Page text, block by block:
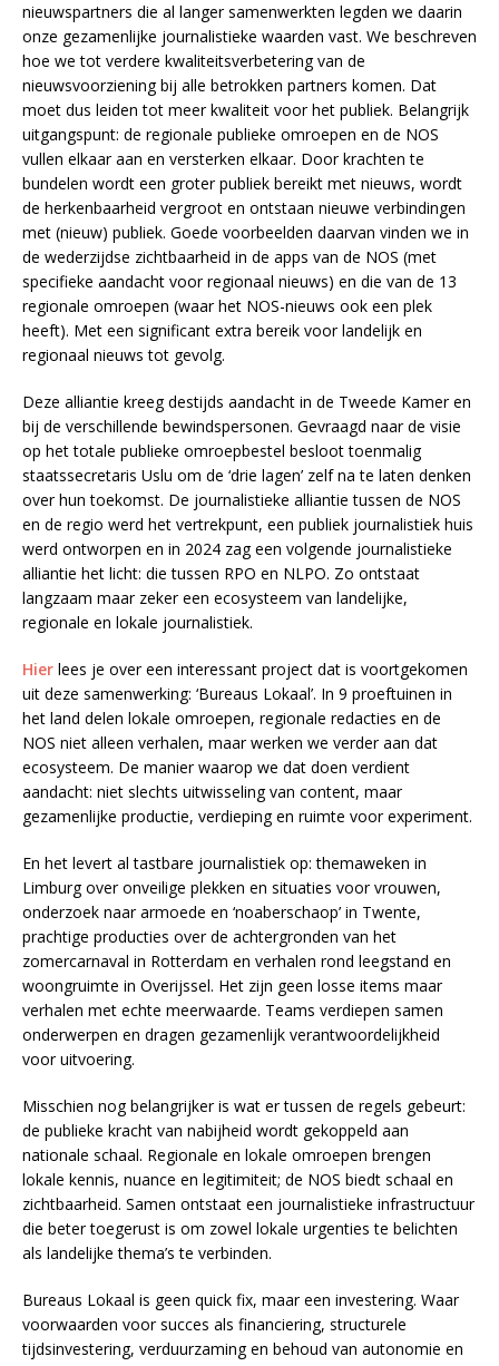
nieuwspartners die al langer samenwerkten legden we daarin
onze gezamenlijke journalistieke waarden vast. We beschreven
hoe we tot verdere kwaliteitsverbetering van de
nieuwsvoorziening bij alle betrokken partners komen. Dat
moet dus leiden tot meer kwaliteit voor het publiek. Belangrijk
uitgangspunt: de regionale publieke omroepen en de NOS
vullen elkaar aan en versterken elkaar. Door krachten te
bundelen wordt een groter publiek bereikt met nieuws, wordt
de herkenbaarheid vergroot en ontstaan nieuwe verbindingen
met (nieuw) publiek. Goede voorbeelden daarvan vinden we in
de wederzijdse zichtbaarheid in de apps van de NOS (met
specifieke aandacht voor regionaal nieuws) en die van de 13
regionale omroepen (waar het NOS-nieuws ook een plek
heeft). Met een significant extra bereik voor landelijk en
regionaal nieuws tot gevolg.
Deze alliantie kreeg destijds aandacht in de Tweede Kamer en
bij de verschillende bewindspersonen. Gevraagd naar de visie
op het totale publieke omroepbestel besloot toenmalig
staatssecretaris Uslu om de ‘drie lagen’ zelf na te laten denken
over hun toekomst. De journalistieke alliantie tussen de NOS
en de regio werd het vertrekpunt, een publiek journalistiek huis
werd ontworpen en in 2024 zag een volgende journalistieke
alliantie het licht: die tussen RPO en NLPO. Zo ontstaat
langzaam maar zeker een ecosysteem van landelijke,
regionale en lokale journalistiek.
Hier lees je over een interessant project dat is voortgekomen
uit deze samenwerking: ‘Bureaus Lokaal’. In 9 proeftuinen in
het land delen lokale omroepen, regionale redacties en de
NOS niet alleen verhalen, maar werken we verder aan dat
ecosysteem. De manier waarop we dat doen verdient
aandacht: niet slechts uitwisseling van content, maar
gezamenlijke productie, verdieping en ruimte voor experiment.
En het levert al tastbare journalistiek op: themaweken in
Limburg over onveilige plekken en situaties voor vrouwen,
onderzoek naar armoede en ‘noaberschaop’ in Twente,
prachtige producties over de achtergronden van het
zomercarnaval in Rotterdam en verhalen rond leegstand en
woongruimte in Overijssel. Het zijn geen losse items maar
verhalen met echte meerwaarde. Teams verdiepen samen
onderwerpen en dragen gezamenlijk verantwoordelijkheid
voor uitvoering.
Misschien nog belangrijker is wat er tussen de regels gebeurt:
de publieke kracht van nabijheid wordt gekoppeld aan
nationale schaal. Regionale en lokale omroepen brengen
lokale kennis, nuance en legitimiteit; de NOS biedt schaal en
zichtbaarheid. Samen ontstaat een journalistieke infrastructuur
die beter toegerust is om zowel lokale urgenties te belichten
als landelijke thema’s te verbinden.
Bureaus Lokaal is geen quick fix, maar een investering. Waar
voorwaarden voor succes als financiering, structurele
tijdsinvestering, verduurzaming en behoud van autonomie en